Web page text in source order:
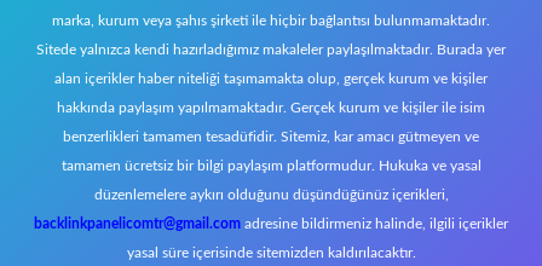
marka, kurum veya şahıs şirketi ile hiçbir bağlantısı bulunmamaktadır.
Sitede yalnızca kendi hazırladığımız makaleler paylaşılmaktadır. Burada yer
alan içerikler haber niteliği taşımamakta olup, gerçek kurum ve kişiler
hakkında paylaşım yapılmamaktadır. Gerçek kurum ve kişiler ile isim
benzerlikleri tamamen tesadüfidir. Sitemiz, kar amacı gütmeyen ve
tamamen ücretsiz bir bilgi paylaşım platformudur. Hukuka ve yasal
düzenlemelere aykırı olduğunu düşündüğünüz içerikleri,
backlinkpanelicomtr@gmail.com adresine bildirmeniz halinde, ilgili içerikler
yasal süre içerisinde sitemizden kaldırılacaktır.